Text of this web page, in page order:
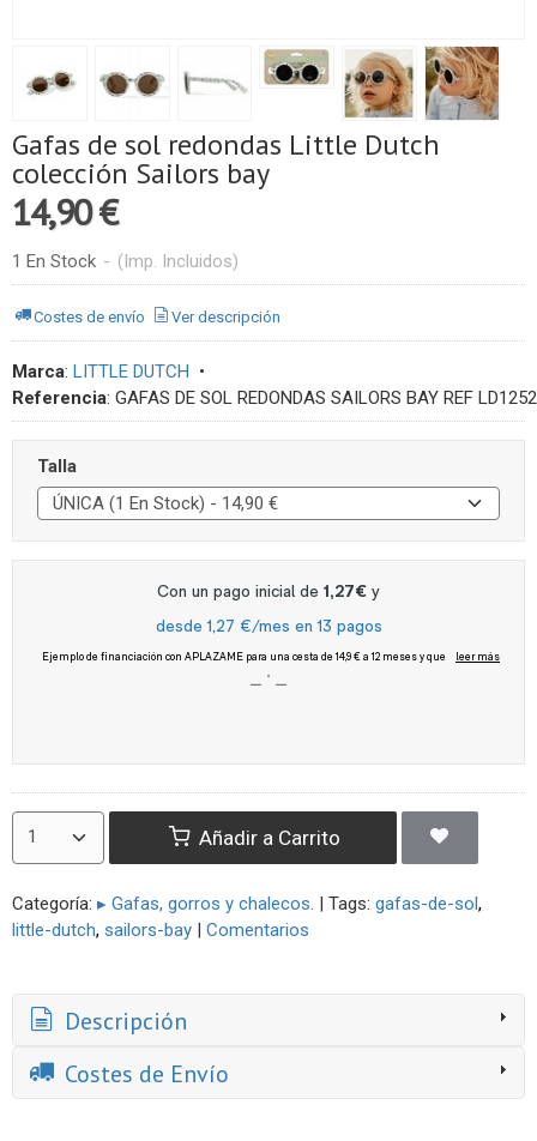
Gafas de sol redondas Little Dutch
colección Sailors bay
14,90 €
1 En Stock - (Imp. Incluidos)
Costes de envío Ver descripción
Marca: LITTLE DUTCH •
Referencia: GAFAS DE SOL REDONDAS SAILORS BAY REF
Talla
Añadir a Carrito
Categoría: ▸ Gafas, gorros y chalecos. | Tags: gafas-de-sol
little-dutch sailors-bay | Comentarios
Descripción
Costes de Envío